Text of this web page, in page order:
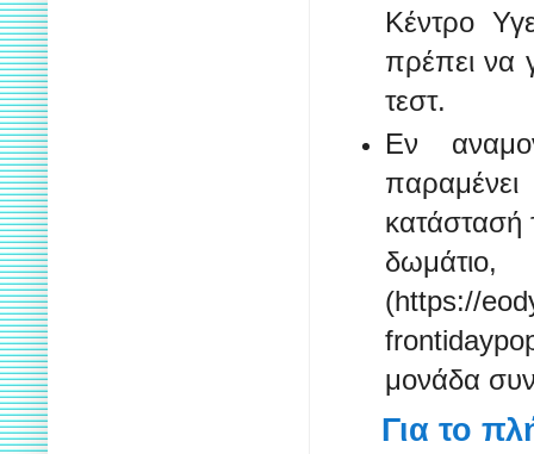
Κέντρο
πρέπει να
τεστ.
Εν
κατάστασή
(https://
μονάδα
Για το